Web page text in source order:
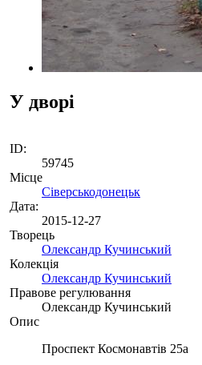
У дворі
ID:
59745
Місце
Сіверськодонецьк
Дата:
2015-12-27
Творець
Олександр Кучинський
Колекція
Олександр Кучинський
Правове регулювання
Олександр Кучинський
Опис
Проспект Космонавтів 25а